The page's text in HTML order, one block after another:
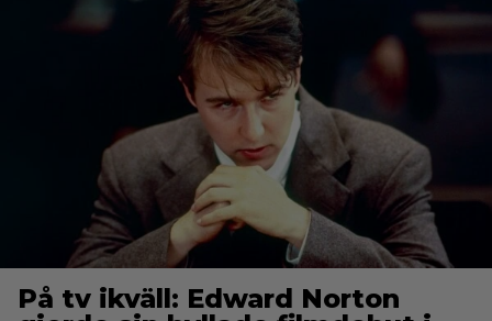
På tv ikväll: Edward Norton